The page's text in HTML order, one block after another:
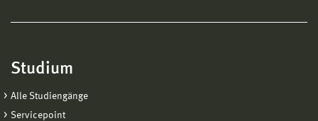
Studium
Alle Studiengänge
Servicepoint